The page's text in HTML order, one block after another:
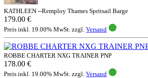
KATHLEEN --Remploy Thames Spritsail Barge
179.00 €
Preis inkl. 19.00% MwSt. zzgl. Versand
ROBBE CHARTER NXG TRAINER PNP
178.00 €
Preis inkl. 19.00% MwSt. zzgl. Versand